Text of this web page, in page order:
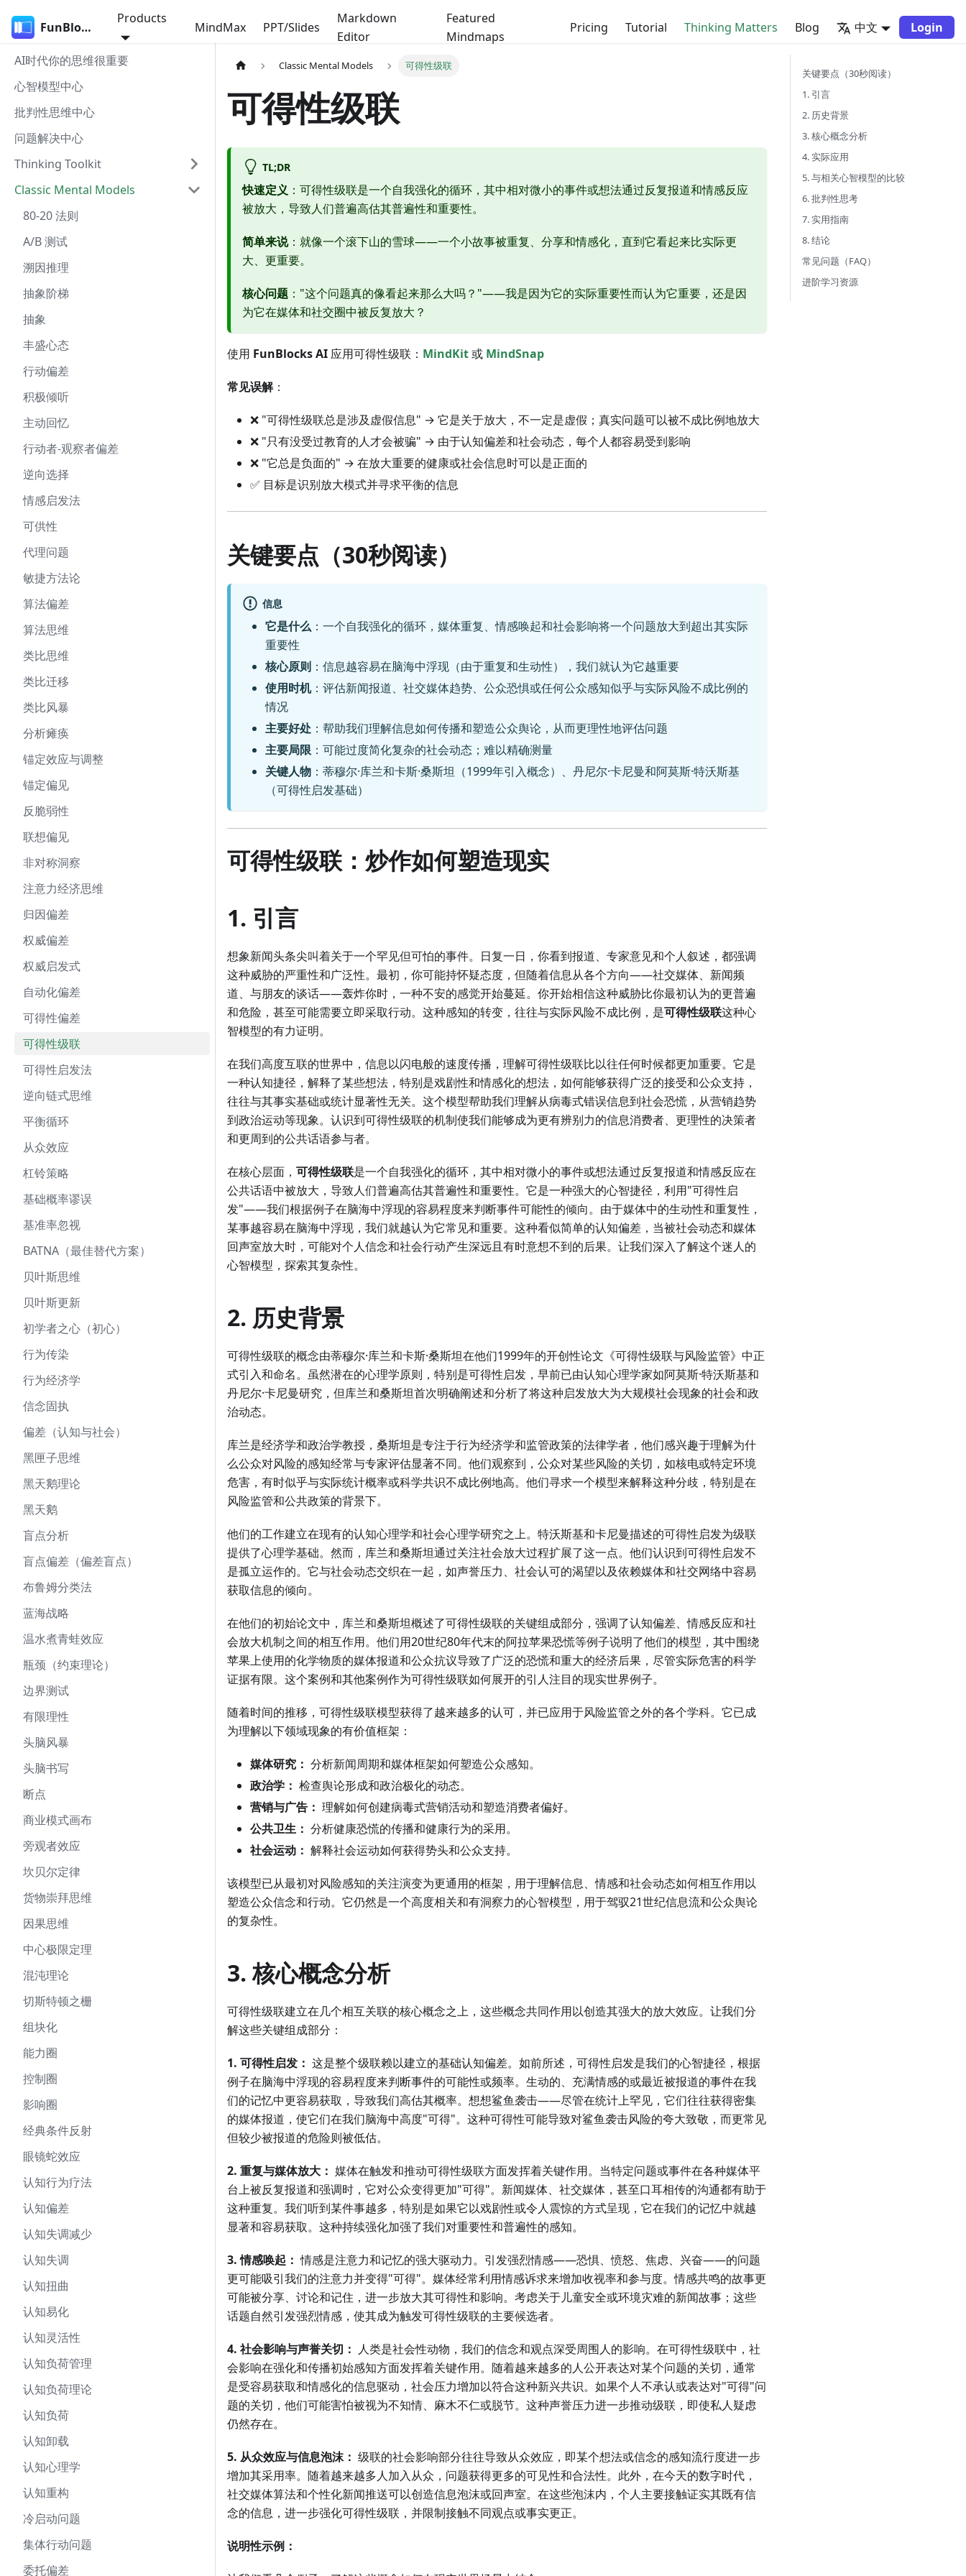
FunBlocks
Products
MindMax PPT/Slides
Markdown
Editor
Featured
Mindmaps
Pricing Tutorial Thinking Matters Blog 中文 Login
AI时代你的思维很重要
心智模型中心
批判性思维中心
问题解决中心
Thinking Toolkit
Classic Mental Models
80-20 法则
A/B 测试
溯因推理
抽象阶梯
抽象
丰盛心态
行动偏差
积极倾听
主动回忆
行动者-观察者偏差
逆向选择
情感启发法
可供性
代理问题
敏捷方法论
算法偏差
算法思维
类比思维
类比迁移
类比风暴
分析瘫痪
锚定效应与调整
锚定偏见
反脆弱性
联想偏见
非对称洞察
注意力经济思维
归因偏差
权威偏差
权威启发式
自动化偏差
可得性偏差
可得性级联
可得性启发法
逆向链式思维
平衡循环
从众效应
杠铃策略
基础概率谬误
基准率忽视
BATNA（最佳替代方案）
贝叶斯思维
贝叶斯更新
初学者之心（初心）
行为传染
行为经济学
信念固执
偏差（认知与社会）
黑匣子思维
黑天鹅理论
黑天鹅
盲点分析
盲点偏差（偏差盲点）
布鲁姆分类法
蓝海战略
温水煮青蛙效应
瓶颈（约束理论）
边界测试
有限理性
头脑风暴
头脑书写
断点
商业模式画布
旁观者效应
坎贝尔定律
货物崇拜思维
因果思维
中心极限定理
混沌理论
切斯特顿之栅
组块化
能力圈
控制圈
影响圈
经典条件反射
眼镜蛇效应
认知行为疗法
认知偏差
认知失调减少
认知失调
认知扭曲
认知易化
认知灵活性
认知负荷管理
认知负荷理论
认知负荷
认知卸载
认知心理学
认知重构
冷启动问题
集体行动问题
委托偏差
Classic Mental Models 可得性级联
可得性级联
TL;DR
快速定义 ：可得性级联是一个自我强化的循环，其中相对微小的事件或想法通过反复报道和情感反应
被放大，导致人们普遍高估其普遍性和重要性。
简单来说：就像一个滚下山的雪球——一个小故事被重复、分享和情感化，直到它看起来比实际更
大、更重要。
核心问题 ："这个问题真的像看起来那么大吗？"——我是因为它的实际重要性而认为它重要，还是因
为它在媒体和社交圈中被反复放大？
使用 FunBlocks AI 应用可得性级联： MindKit或 MindSnap
常见误解：
❌ "可得性级联总是涉及虚假信息" → 它是关于放大，不一定是虚假；真实问题可以被不成比例地放大
❌ "只有没受过教育的人才会被骗" → 由于认知偏差和社会动态，每个人都容易受到影响
❌ "它总是负面的" → 在放大重要的健康或社会信息时可以是正面的
✅ 目标是识别放大模式并寻求平衡的信息
关键要点（30秒阅读）
信息
它是什么 ：一个自我强化的循环，媒体重复、情感唤起和社会影响将一个问题放大到超出其实际
重要性
核心原则 ：信息越容易在脑海中浮现（由于重复和生动性），我们就认为它越重要
使用时机：评估新闻报道、社交媒体趋势、公众恐惧或任何公众感知似乎与实际风险不成比例的
情况
主要好处 ：帮助我们理解信息如何传播和塑造公众舆论，从而更理性地评估问题
主要局限 ：可能过度简化复杂的社会动态；难以精确测量
关键人物 ：蒂穆尔·库兰和卡斯·桑斯坦（1999年引入概念）、丹尼尔·卡尼曼和阿莫斯·特沃斯基
（可得性启发基础）
可得性级联：炒作如何塑造现实
1. 引言
想象新闻头条尖叫着关于一个罕见但可怕的事件。日复一日，你看到报道、专家意见和个人叙述，都强调
这种威胁的严重性和广泛性。最初，你可能持怀疑态度，但随着信息从各个方向——社交媒体、新闻频
道、与朋友的谈话——轰炸你时，一种不安的感觉开始蔓延。你开始相信这种威胁比你最初认为的更普遍
和危险，甚至可能需要立即采取行动。这种感知的转变，往往与实际风险不成比例，是可得性级联这种心
智模型的有力证明。
在我们高度互联的世界中，信息以闪电般的速度传播，理解可得性级联比以往任何时候都更加重要。它是
一种认知捷径，解释了某些想法，特别是戏剧性和情感化的想法，如何能够获得广泛的接受和公众支持，
往往与其事实基础或统计显著性无关。这个模型帮助我们理解从病毒式错误信息到社会恐慌，从营销趋势
到政治运动等现象。认识到可得性级联的机制使我们能够成为更有辨别力的信息消费者、更理性的决策者
和更周到的公共话语参与者。
在核心层面， 可得性级联是一个自我强化的循环，其中相对微小的事件或想法通过反复报道和情感反应在
公共话语中被放大，导致人们普遍高估其普遍性和重要性。它是一种强大的心智捷径，利用"可得性启
发"——我们根据例子在脑海中浮现的容易程度来判断事件可能性的倾向。由于媒体中的生动性和重复性，
某事越容易在脑海中浮现，我们就越认为它常见和重要。这种看似简单的认知偏差，当被社会动态和媒体
回声室放大时，可能对个人信念和社会行动产生深远且有时意想不到的后果。让我们深入了解这个迷人的
心智模型，探索其复杂性。
2. 历史背景
可得性级联的概念由蒂穆尔·库兰和卡斯·桑斯坦在他们1999年的开创性论文《可得性级联与风险监管》中正
式引入和命名。虽然潜在的心理学原则，特别是可得性启发，早前已由认知心理学家如阿莫斯·特沃斯基和
丹尼尔·卡尼曼研究，但库兰和桑斯坦首次明确阐述和分析了将这种启发放大为大规模社会现象的社会和政
治动态。
库兰是经济学和政治学教授，桑斯坦是专注于行为经济学和监管政策的法律学者，他们感兴趣于理解为什
么公众对风险的感知经常与专家评估显著不同。他们观察到，公众对某些风险的关切，如核电或特定环境
危害，有时似乎与实际统计概率或科学共识不成比例地高。他们寻求一个模型来解释这种分歧，特别是在
风险监管和公共政策的背景下。
他们的工作建立在现有的认知心理学和社会心理学研究之上。特沃斯基和卡尼曼描述的可得性启发为级联
提供了心理学基础。然而，库兰和桑斯坦通过关注社会放大过程扩展了这一点。他们认识到可得性启发不
是孤立运作的。它与社会动态交织在一起，如声誉压力、社会认可的渴望以及依赖媒体和社交网络中容易
获取信息的倾向。
在他们的初始论文中，库兰和桑斯坦概述了可得性级联的关键组成部分，强调了认知偏差、情感反应和社
会放大机制之间的相互作用。他们用20世纪80年代末的阿拉苹果恐慌等例子说明了他们的模型，其中围绕
苹果上使用的化学物质的媒体报道和公众抗议导致了广泛的恐慌和重大的经济后果，尽管实际危害的科学
证据有限。这个案例和其他案例作为可得性级联如何展开的引人注目的现实世界例子。
随着时间的推移，可得性级联模型获得了越来越多的认可，并已应用于风险监管之外的各个学科。它已成
为理解以下领域现象的有价值框架：
媒体研究： 分析新闻周期和媒体框架如何塑造公众感知。
政治学： 检查舆论形成和政治极化的动态。
营销与广告： 理解如何创建病毒式营销活动和塑造消费者偏好。
公共卫生： 分析健康恐慌的传播和健康行为的采用。
社会运动： 解释社会运动如何获得势头和公众支持。
该模型已从最初对风险感知的关注演变为更通用的框架，用于理解信息、情感和社会动态如何相互作用以
塑造公众信念和行动。它仍然是一个高度相关和有洞察力的心智模型，用于驾驭21世纪信息流和公众舆论
的复杂性。
3. 核心概念分析
可得性级联建立在几个相互关联的核心概念之上，这些概念共同作用以创造其强大的放大效应。让我们分
解这些关键组成部分：
1. 可得性启发： 这是整个级联赖以建立的基础认知偏差。如前所述，可得性启发是我们的心智捷径，根据
例子在脑海中浮现的容易程度来判断事件的可能性或频率。生动的、充满情感的或最近被报道的事件在我
们的记忆中更容易获取，导致我们高估其概率。想想鲨鱼袭击——尽管在统计上罕见，它们往往获得密集
的媒体报道，使它们在我们脑海中高度"可得"。这种可得性可能导致对鲨鱼袭击风险的夸大致敬，而更常见
但较少被报道的危险则被低估。
2. 重复与媒体放大： 媒体在触发和推动可得性级联方面发挥着关键作用。当特定问题或事件在各种媒体平
台上被反复报道和强调时，它对公众变得更加"可得"。新闻媒体、社交媒体，甚至口耳相传的沟通都有助于
这种重复。我们听到某件事越多，特别是如果它以戏剧性或令人震惊的方式呈现，它在我们的记忆中就越
显著和容易获取。这种持续强化加强了我们对重要性和普遍性的感知。
3. 情感唤起： 情感是注意力和记忆的强大驱动力。引发强烈情感——恐惧、愤怒、焦虑、兴奋——的问题
更可能吸引我们的注意力并变得"可得"。媒体经常利用情感诉求来增加收视率和参与度。情感共鸣的故事更
可能被分享、讨论和记住，进一步放大其可得性和影响。考虑关于儿童安全或环境灾难的新闻故事；这些
话题自然引发强烈情感，使其成为触发可得性级联的主要候选者。
4. 社会影响与声誉关切： 人类是社会性动物，我们的信念和观点深受周围人的影响。在可得性级联中，社
会影响在强化和传播初始感知方面发挥着关键作用。随着越来越多的人公开表达对某个问题的关切，通常
是受容易获取和情感化的信息驱动，社会压力增加以符合这种新兴共识。如果个人不承认或表达对"可得"问
题的关切，他们可能害怕被视为不知情、麻木不仁或脱节。这种声誉压力进一步推动级联，即使私人疑虑
仍然存在。
5. 从众效应与信息泡沫： 级联的社会影响部分往往导致从众效应，即某个想法或信念的感知流行度进一步
增加其采用率。随着越来越多人加入从众，问题获得更多的可见性和合法性。此外，在今天的数字时代，
社交媒体算法和个性化新闻推送可以创造信息泡沫或回声室。在这些泡沫内，个人主要接触证实其既有信
念的信息，进一步强化可得性级联，并限制接触不同观点或事实更正。
说明性示例：
关键要点（30秒阅读）
1. 引言
2. 历史背景
3. 核心概念分析
4. 实际应用
5. 与相关心智模型的比较
6. 批判性思考
7. 实用指南
8. 结论
常见问题（FAQ）
进阶学习资源